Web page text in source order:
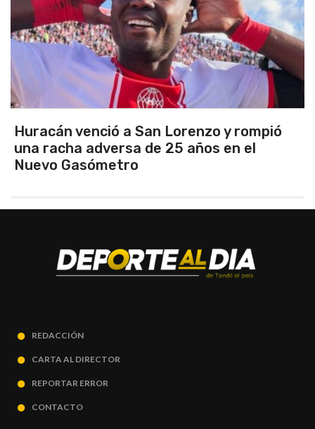
y rompió
en el
Argentina se quedó con el
clasificó finalista del
REDACCIÓN
CARTA AL DIRECTOR
REPORTAR ERROR
CONTACTO